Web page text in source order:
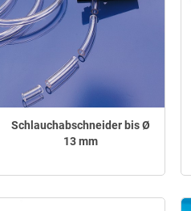
Schlauchabschneider bis Ø
13 mm